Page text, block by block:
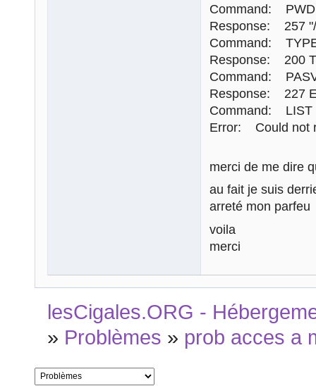
Command: PWD
Response: 257 "/
Command:
Response: 200
Command:
Response: 227
Command: LIST
Error: Could not
merci de me dire
au fait je suis
arreté mon parfeu
voila
merci
lesCigales.ORG -
» Problèmes » prob acces a